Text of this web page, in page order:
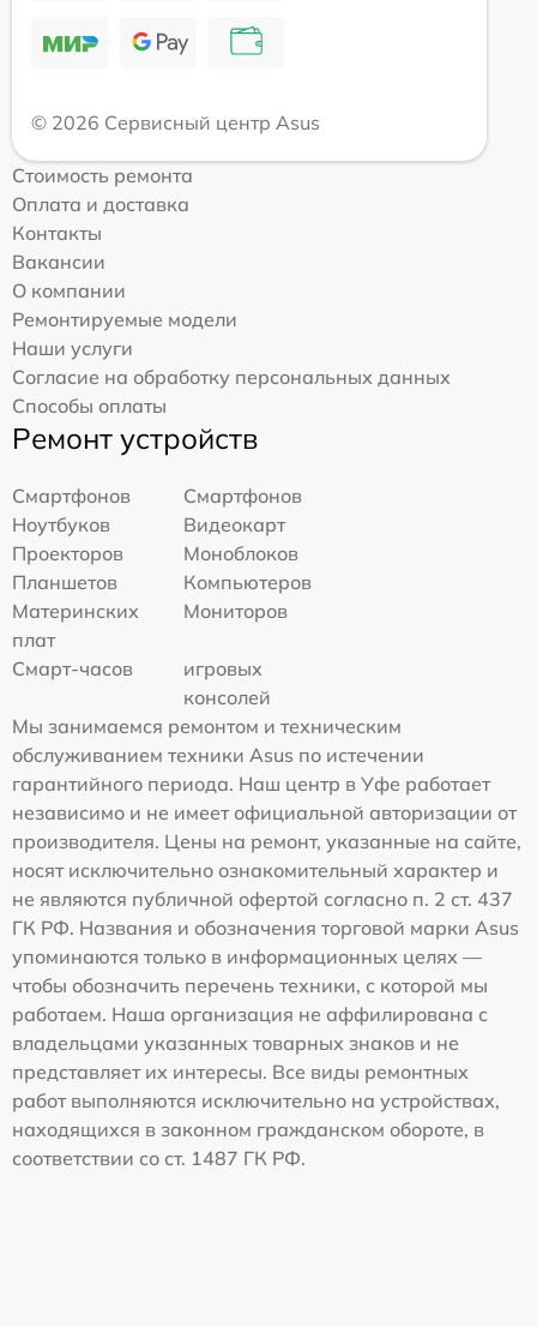
© 2026 Сервисный центр Asus
Стоимость ремонта
Оплата и доставка
Контакты
Вакансии
О компании
Ремонтируемые модели
Наши услуги
Согласие на обработку персональных данных
Способы оплаты
Ремонт устройств
Смартфонов
Смартфонов
Ноутбуков
Видеокарт
Проекторов
Моноблоков
Планшетов
Компьютеров
Материнских
плат
Мониторов
Смарт-часов
игровых
консолей
Мы занимаемся ремонтом и техническим
обслуживанием техники Asus по истечении
гарантийного периода. Наш центр в Уфе работает
независимо и не имеет официальной авторизации от
производителя. Цены на ремонт, указанные на сайте,
носят исключительно ознакомительный характер и
не являются публичной офертой согласно п. 2 ст. 437
ГК РФ. Названия и обозначения торговой марки Asus
упоминаются только в информационных целях —
чтобы обозначить перечень техники, с которой мы
работаем. Наша организация не аффилирована с
владельцами указанных товарных знаков и не
представляет их интересы. Все виды ремонтных
работ выполняются исключительно на устройствах,
находящихся в законном гражданском обороте, в
соответствии со ст. 1487 ГК РФ.